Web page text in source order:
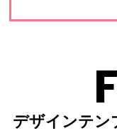
デザインテン